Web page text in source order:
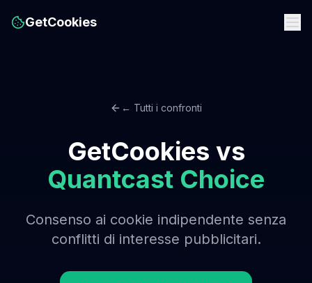
GetCookies
← Tutti i confronti
GetCookies vs
Quantcast Choice
Consenso ai cookie indipendente senza
conflitti di interesse pubblicitari.